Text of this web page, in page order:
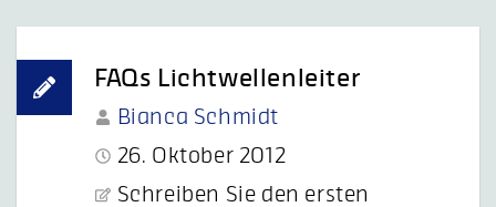
FAQs Lichtwellenleiter
Bianca Schmidt
26. Oktober 2012
Schreiben Sie den ersten